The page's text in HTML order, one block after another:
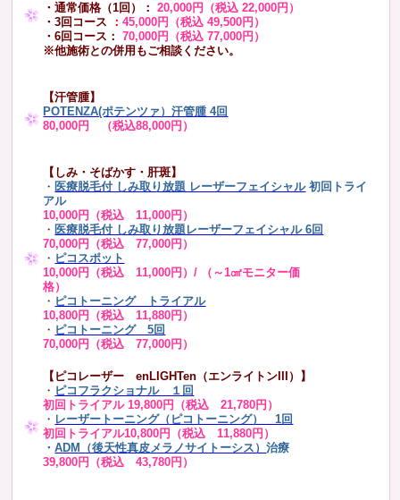
・通常価格（1回）：
20,000円（税込 22,000円）
・3回コース ：45,000円（税込 49,500円）
・6回コース：
70,000円（税込 77,000円）
※他施術との併用もご相談ください。
【汗管腫】
POTENZA(ポテンツァ）汗管腫 4回
80,000円 （税込88,000円）
【しみ・そばかす・肝斑】
・ 医療脱毛付 しみ取り放題 レーザーフェイシャル 初回トライ
アル
10,000円（税込 11,000円）
・ 医療脱毛付 しみ取り放題レーザーフェイシャル 6回
70,000円（税込 77,000円）
・ ピコスポット
10,000円（税込 11,000円）/ （～1㎠モニター価
格）
・ ピコトーニング トライアル
10,800円（税込 11,880円）
・ ピコトーニング 5回
70,000円（税込 77,000円）
【ピコレーザー enLIGHTen（エンライトンIII）】
・ ピコフラクショナル １回
初回トライアル 19,800円（税込 21,780円）
・ レーザートーニング（ピコトーニング） 1回
初回トライアル10,800円（税込 11,880円）
・ADM（後天性真皮メラノサイトーシス）治療
39,800円（税込 43,780円）